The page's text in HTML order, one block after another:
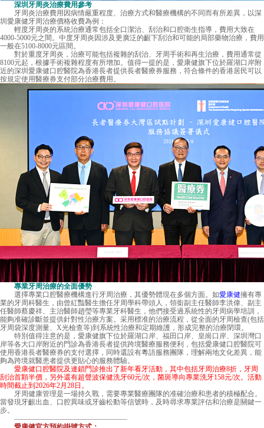
深圳牙周炎治療費用參考
牙周炎治療費用因病情嚴重程度、治療方式和醫療機構的不同而有所差異，以深
圳愛康健牙周治療價格收費為例：
輕度牙周炎的系統治療通常包括全口潔治、刮治和口腔衛生指導，費用大致在
4000-5000元之間。中度牙周炎因涉及更廣泛的齦下刮治和可能的局部藥物治療，費用
一般在5100-8000元區間。
對於重度牙周炎，治療可能包括複雜的刮治、牙周手術和再生治療，費用通常從
8100元起，根據手術複雜程度有所增加。值得一提的是，愛康健旗下位於羅湖口岸附
近的深圳愛康健口腔醫院為香港長者提供長者醫療券服務，符合條件的香港居民可以
按規定使用醫療券支付部分治療費用。
專業牙周治療的全面優勢
選擇專業口腔醫療機構進行牙周治療，其優勢體現在多個方面。如愛康健擁有專
業的牙周科醫生，由曾紅豔醫生擔任牙周學科帶頭人，領銜副主任醫師李洪偉、副主
任醫師蔡慶祥、主治醫師趙瑩等專業牙科醫生，他們接受過系統性的牙周病學培訓，
能夠准確診斷並提供針對性治療方案。采用標准的治療流程，從全面的牙周檢查(包括
牙周袋深度測量、X光檢查等)到系統性治療和定期維護，形成完整的治療閉環。
特別值得注意的是，愛康健旗下位於羅湖口岸、福田口岸、皇崗口岸、深圳灣口
岸等各大口岸附近的門診為香港長者提供跨境醫療服務便利，包括愛康健口腔醫院可
使用香港長者醫療券的支付選擇，同時還設有粵語服務團隊，理解兩地文化差異，能
夠為跨境就醫患者提供更貼心的服務體驗。
愛康健口腔醫院及連鎖門診推出了新年看牙活動，其中包括牙周治療8折，牙周
刮治首顆半價，另外還有超聲波保健洗牙60元/次，菌斑導向專業洗牙158元/次。活動
時間截止到2026年2月28日。
牙周健康管理是一場持久戰，需要專業醫療團隊的准確治療和患者的積極配合。
當發現牙齦出血、口腔異味或牙齒松動等信號時，及時尋求專業評估和治療是關鍵一
步。
————————————————